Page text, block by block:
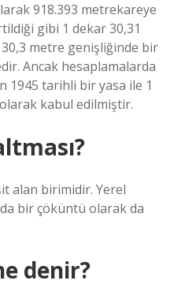
918.393 metrekareye
gibi 1 dekar 30,31
metre genişliğinde bir
Ancak hesaplamalarda
1945 tarihli bir yasa ile 1
kabul edilmiştir.
alan birimidir. Yerel
bir çöküntü olarak da
denir?